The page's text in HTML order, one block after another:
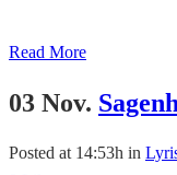
Read More
03 Nov.
Posted at 14:53h in